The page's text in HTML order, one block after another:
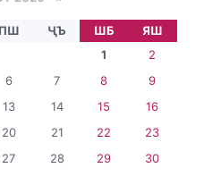
ПШ ҶЪ ШБ
ЯШ
1
2
6 7 8
9
13 14 15
16
20 21 22
23
27 28 29
30